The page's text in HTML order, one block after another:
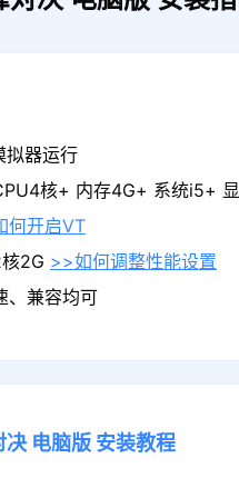
拟器运行
核+ 内存4G+ 系统i5+
何开启VT
2G >>如何调整性能设置
、兼容均可
决 电脑版 安装教程